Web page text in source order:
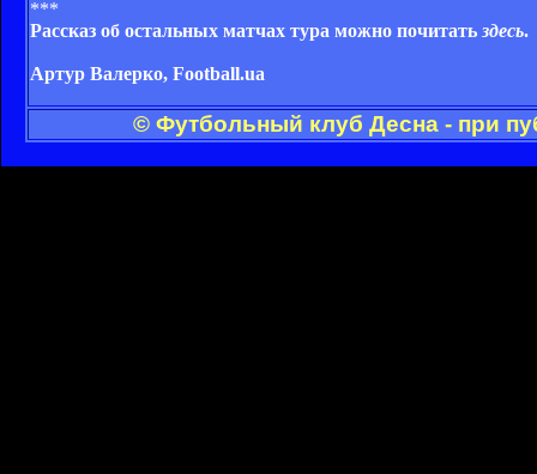
***
Рассказ об остальных матчах тура можно почитать здесь.
Артур Валерко, Football.ua
© Футбольный клуб Десна - при